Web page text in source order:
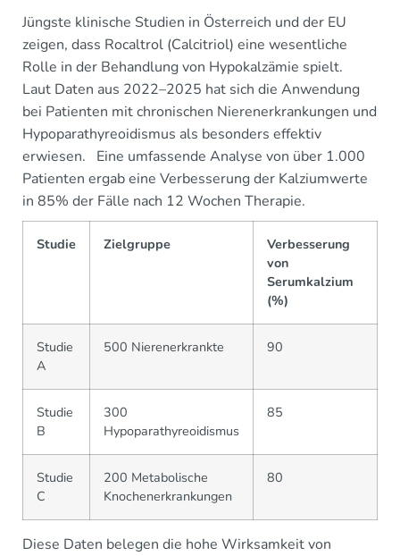
Jüngste klinische Studien in Österreich und der EU
zeigen, dass Rocaltrol (Calcitriol) eine wesentliche
Rolle in der Behandlung von Hypokalzämie spielt.
Laut Daten aus 2022–2025 hat sich die Anwendung
bei Patienten mit chronischen Nierenerkrankungen und
Hypoparathyreoidismus als besonders effektiv
erwiesen. Eine umfassende Analyse von über 1.000
Patienten ergab eine Verbesserung der Kalziumwerte
in 85% der Fälle nach 12 Wochen Therapie.
Studie Zielgruppe
Verbesserung
von
Serumkalzium
(%)
Studie
A
500 Nierenerkrankte 90
Studie
B
300
Hypoparathyreoidismus
85
Studie
C
200 Metabolische
Knochenerkrankungen
80
Diese Daten belegen die hohe Wirksamkeit von